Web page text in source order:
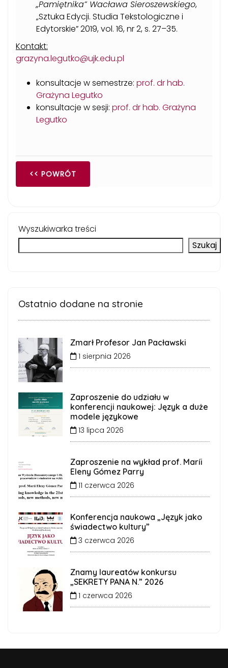
„Pamiętnika” Wacława Sieroszewskiego,
„Sztuka Edycji. Studia Tekstologiczne i
Edytorskie” 2019, vol. 16, nr 2, s. 27­­–35.
Kontakt:
grazyna.legutko@ujk.edu.pl
konsultacje w semestrze: prof. dr hab.
Grażyna Legutko
konsultacje w sesji: prof. dr hab. Grażyna
Legutko
<< POWRÓT
Wyszukiwarka treści
Szukaj
Ostatnio dodane na stronie
Zmarł Profesor Jan Pacławski
1 sierpnia 2026
Zaproszenie do udziału w
konferencji naukowej: Język a duże
modele językowe
13 lipca 2026
Zaproszenie na wykład prof. Maríi
Eleny Gómez Parry
11 czerwca 2026
Konferencja naukowa „Język jako
świadectwo kultury”
3 czerwca 2026
Znamy laureatów konkursu
„SEKRETY PANA N.” 2026
1 czerwca 2026